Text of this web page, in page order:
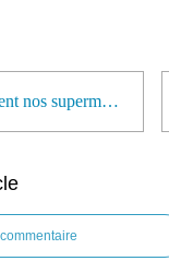
A quoi ressembleraient nos supermarchés sans les abeilles ?